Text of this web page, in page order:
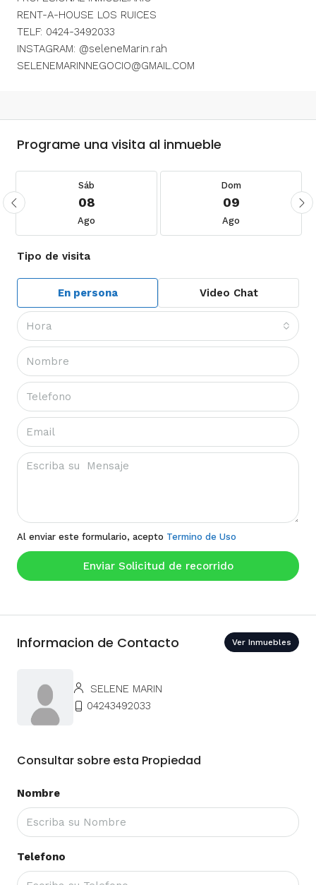
RENT-A-HOUSE LOS RUICES
TELF: 0424-3492033
INSTAGRAM: @seleneMarin.rah
SELENEMARINNEGOCIO@GMAIL.COM
Programe una visita al inmueble
Sáb
08
Ago
Dom
09
Ago
Tipo de visita
En persona Video Chat
Hora
Al enviar este formulario, acepto Termino de Uso
Enviar Solicitud de recorrido
Informacion de Contacto Ver Inmuebles
SELENE MARIN
04243492033
Consultar sobre esta Propiedad
Nombre
Telefono